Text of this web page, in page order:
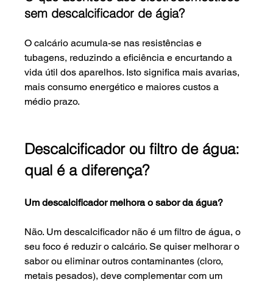
sem descalcificador de ágia?
O calcário acumula-se nas resistências e
tubagens, reduzindo a eficiência e encurtando a
vida útil dos aparelhos. Isto significa mais avarias,
mais consumo energético e maiores custos a
médio prazo.
Descalcificador ou filtro de água:
qual é a diferença?
Um descalcificador melhora o sabor da água?
Não. Um descalcificador não é um filtro de água, o
seu foco é reduzir o calcário. Se quiser melhorar o
sabor ou eliminar outros contaminantes (cloro,
metais pesados), deve complementar com um